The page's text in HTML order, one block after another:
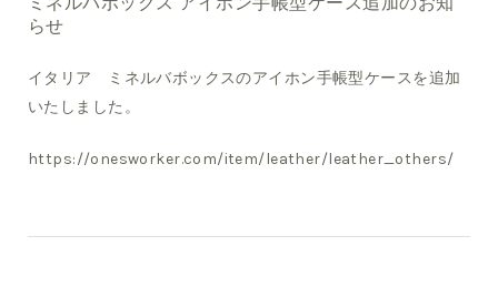
らせ
イタリア ミネルバボックスのアイホン手帳型ケースを追加
いたしました。
https://onesworker.com/item/leather/leather_others/